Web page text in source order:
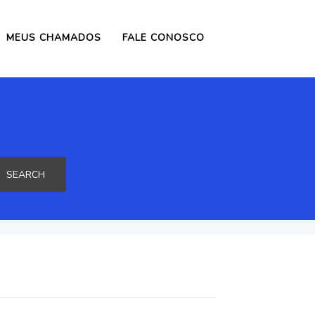
MEUS CHAMADOS FALE CONOSCO
SEARCH